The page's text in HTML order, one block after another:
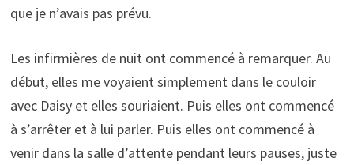
que je n’avais pas prévu.
Les infirmières de nuit ont commencé à remarquer. Au
début, elles me voyaient simplement dans le couloir
avec Daisy et elles souriaient. Puis elles ont commencé
à s’arrêter et à lui parler. Puis elles ont commencé à
venir dans la salle d’attente pendant leurs pauses, juste